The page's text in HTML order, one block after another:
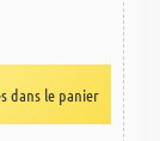
dans le panier